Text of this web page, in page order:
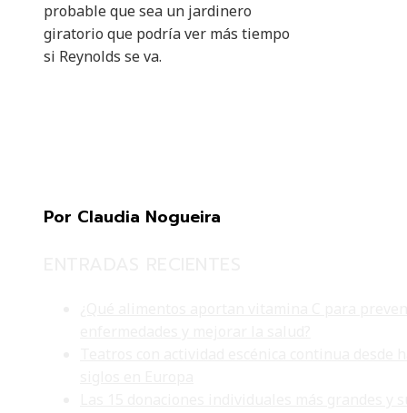
probable que sea un jardinero
giratorio que podría ver más tiempo
si Reynolds se va.
Por Claudia Nogueira